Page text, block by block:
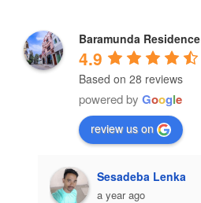
Baramunda Residence
4.9
Based on 28 reviews
powered by Google
review us on
Sesadeba Lenka
a year ago